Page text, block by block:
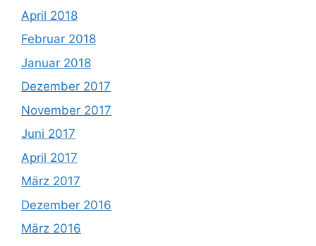
April 2018
Februar 2018
Januar 2018
Dezember 2017
November 2017
Juni 2017
April 2017
März 2017
Dezember 2016
März 2016